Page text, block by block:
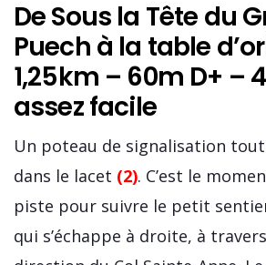
De Sous la Tête du
Puech à la table
1,25km – 60m D+ –
assez facile
Un poteau de signalisation
dans le lacet (2). C’est le
piste pour suivre le petit
qui s’échappe à droite, à